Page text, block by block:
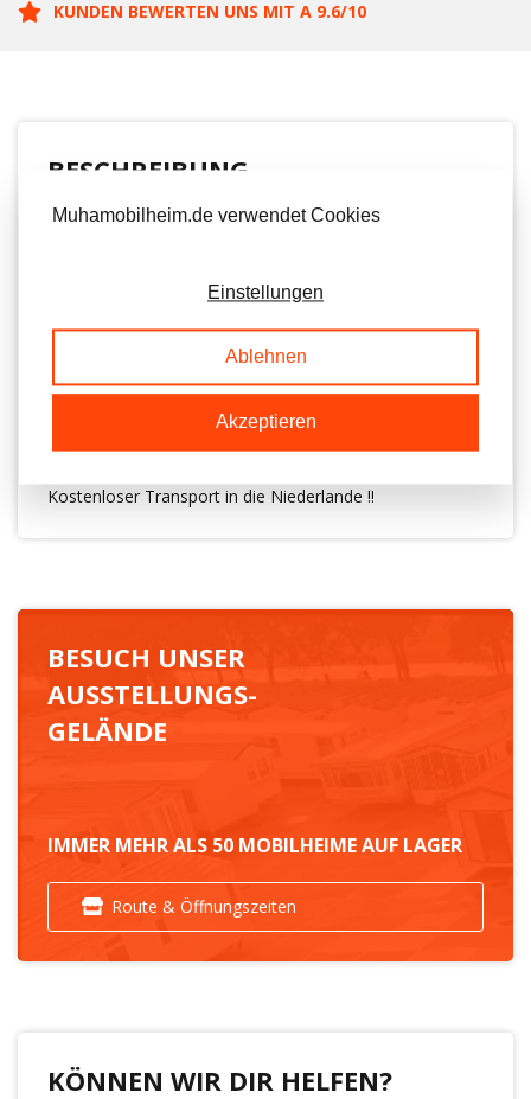
KUNDEN BEWERTEN UNS MIT A 9.6/10
BESCHREIBUNG
Küche mit Backofen / Grill und Kühlschrank
Großes Schlafzimmer mit viel Stauraum und eigenem
WC
Schlafzimmer mit 2 Einzelbetten
Ausgestattet mit Kunststoffrahmen mit rundum
Zentralheizung
Kostenloser Transport in die Niederlande !!
BESUCH UNSER
AUSSTELLUNGS-
GELÄNDE
IMMER MEHR ALS 50 MOBILHEIME AUF LAGER
Route & Öffnungszeiten
KÖNNEN WIR DIR HELFEN?
Muhamobilheim.de verwendet Cookies
Einstellungen
Ablehnen
Akzeptieren